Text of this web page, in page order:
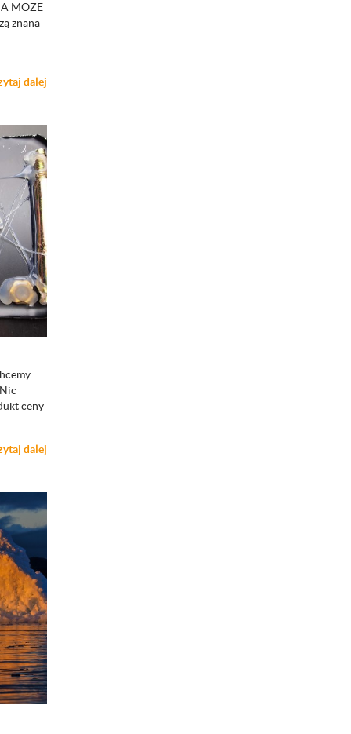
MOŻE
znana
dalej
ceny
dalej